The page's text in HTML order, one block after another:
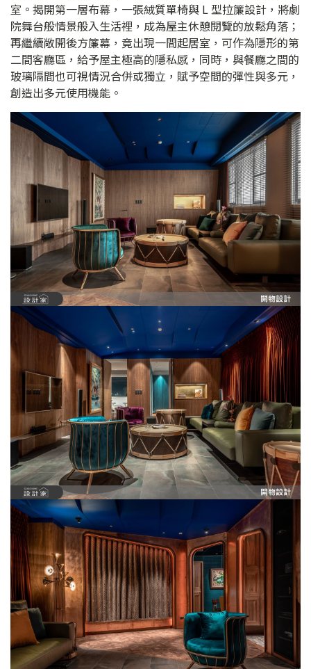
室。揭開第一層布幕，一張絨質單椅與 L 型拉簾設計，將劇
院舞台般情景般入生活裡，成為屋主休憩閱覽的放鬆角落；
再繼續敞開後方簾幕，竟出現一間起居室，可作為隱形的第
二間客廳區，給予屋主極高的隱私感，同時，與餐廳之間的
玻璃隔間也可視情況合併或獨立，賦予空間的彈性與多元，
創造出多元使用機能。